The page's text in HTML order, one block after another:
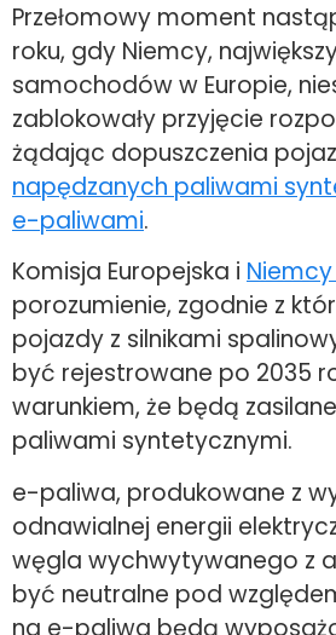
Przełomowy moment
roku, gdy Niemcy,
samochodów w Europie,
zablokowały przyjęcie
żądając dopuszczenia
napędzanych paliwami
e-paliwami.
Komisja Europejska i
porozumienie, zgodnie z
pojazdy z silnikami
być rejestrowane po 2035
warunkiem, że będą
paliwami syntetycznymi.
e-paliwa, produkowane z
odnawialnej energii
węgla wychwytywanego z
być neutralne pod
na e-paliwa będą